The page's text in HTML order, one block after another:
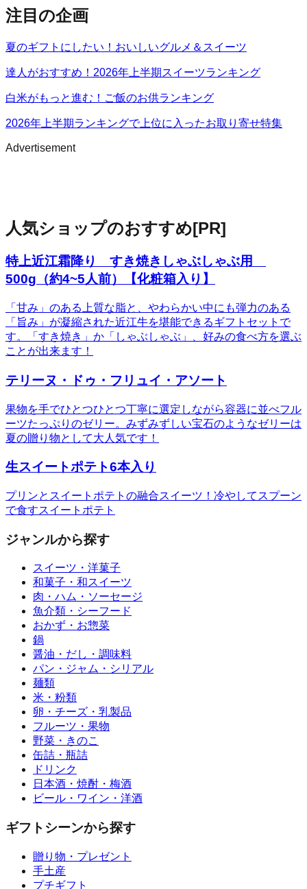
注目の企画
夏のギフトにしたい！おいしいグルメ＆スイーツ
達人がおすすめ！2026年上半期スイーツランキング
白米がもっと進む！ご飯のお供ランキング
2026年上半期ランキングで上位に入ったお取り寄せ特集
Advertisement
人気ショップのおすすめ[PR]
特上近江霜降り すき焼きしゃぶしゃぶ用
500g（約4~5人前）【化粧箱入り】
「甘み」のある上質な脂と、やわらかい中にも弾力のある
「旨み」が凝縮された近江牛を堪能できるギフトセットで
す。「すき焼き」か「しゃぶしゃぶ」、好みの食べ方を選ぶ
ことが出来ます！
テリーヌ・ドゥ・フリュイ・アソート
果物を手でひとつひとつ丁寧に選定しながら容器に並べフル
ーツたっぷりのゼリー。みずみずしい宝石のようなゼリーは
夏の贈り物として大人気です！
生スイートポテト6本入り
プリンとスイートポテトの融合スイーツ！冷やしてスプーン
で食すスイートポテト
ジャンルから探す
スイーツ・洋菓子
和菓子・和スイーツ
肉・ハム・ソーセージ
魚介類・シーフード
おかず・お惣菜
鍋
醤油・だし・調味料
パン・ジャム・シリアル
麺類
米・粉類
卵・チーズ・乳製品
フルーツ・果物
野菜・きのこ
缶詰・瓶詰
ドリンク
日本酒・焼酎・梅酒
ビール・ワイン・洋酒
ギフトシーンから探す
贈り物・プレゼント
手土産
プチギフト